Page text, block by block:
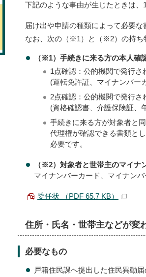
下記のような事由が生じたときは、
届け出や申請の種類によって必要
なお、次の（※1）と（※2）の持ち
（※1）手続きに来る方の本人確
1点確認：公的機関で発行さ
(運転免許証、マイナンバー
2点確認：公的機関で発行さ
(資格確認書、介護保険証、
手続きに来る方が対象者と
代理権が確認できる書類と
必要です。
（※2）対象者と世帯主のマイナ
マイナンバーカード、マイナン
委任状 （PDF 65.7 KB）
住所・氏名・世帯主などが変
必要なもの
戸籍住民課へ提出した住民異動届